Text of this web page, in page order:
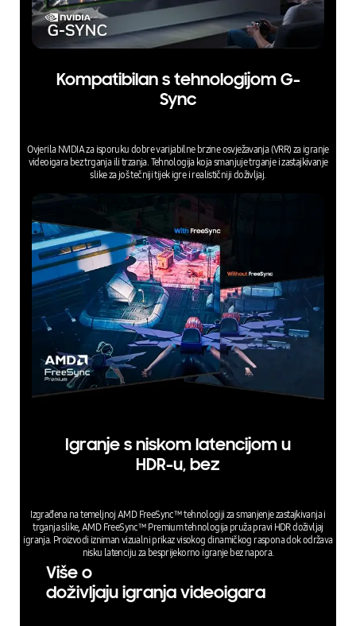
Kompatibilan s tehnologijom G-
Sync
Ovjerila NVIDIA za isporuku dobre varijabilne brzine osvježavanja (VRR) za igranje
videoigara bez trganja ili trzanja. Tehnologija koja smanjuje trganje i zastajkivanje
slike za još tečniji tijek igre i realističniji doživljaj.
Igranje s niskom latencijom u
HDR-u, bez
Izgrađena na temeljnoj AMD FreeSync™ tehnologiji za smanjenje zastajkivanja i
trganja slike, AMD FreeSync™ Premium tehnologija pruža pravi HDR doživljaj
igranja. Proizvodi izniman vizualni prikaz visokog dinamičkog raspona dok održava
nisku latenciju za besprijekorno igranje bez napora.
Više o
doživljaju igranja videoigara